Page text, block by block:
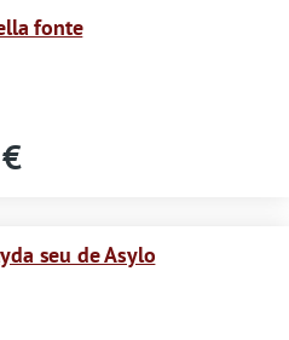
fonte
seu de Asylo